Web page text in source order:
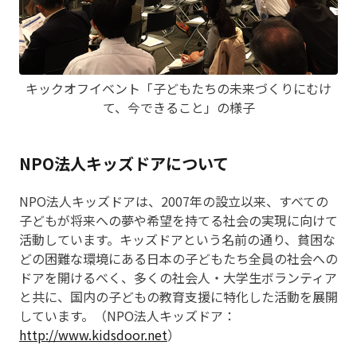
キックオフイベント「子どもたちの未来づくりにむけ
て、今できること」の様子
NPO法人キッズドアについて
NPO法人キッズドアは、2007年の設立以来、すべての
子どもが将来への夢や希望を持てる社会の実現に向けて
活動しています。キッズドアという名前の通り、貧困な
どの困難な環境にある日本の子どもたち全員の社会への
ドアを開けるべく、多くの社会人・大学生ボランティア
と共に、国内の子どもの教育支援に特化した活動を展開
しています。（NPO法人キッズドア：
http://www.kidsdoor.net）